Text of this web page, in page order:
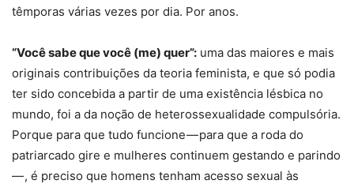
têmporas várias vezes por dia. Por anos.
“Você sabe que você (me) quer”: uma das maiores e mais
originais contribuições da teoria feminista, e que só podia
ter sido concebida a partir de uma existência lésbica no
mundo, foi a da noção de heterossexualidade compulsória.
Porque para que tudo funcione — para que a roda do
patriarcado gire e mulheres continuem gestando e parindo
— , é preciso que homens tenham acesso sexual às